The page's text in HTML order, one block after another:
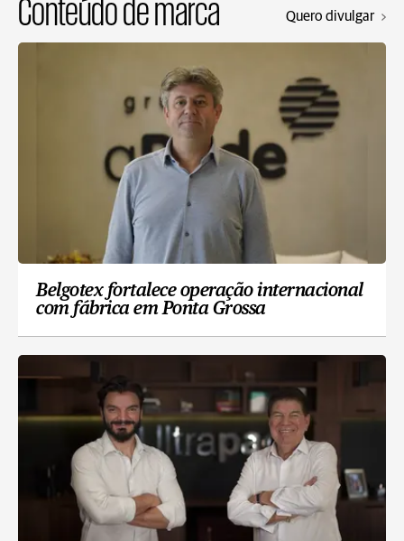
Conteúdo de marca Quero divulgar
Belgotex fortalece operação internacional
com fábrica em Ponta Grossa